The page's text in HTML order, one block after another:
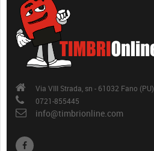
Via VIII Strada, sn - 61032 Fano (PU)
0721-855445
info@timbrionline.com